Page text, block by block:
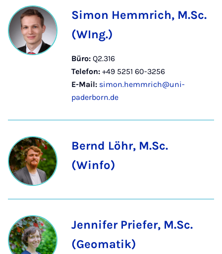
Simon Hemmrich, M.Sc.
(WIng.)
Büro: Q2.316
Telefon: +49 5251 60-3256
E-Mail: simon.hemmrich@uni-
paderborn.de
Bernd Löhr, M.Sc.
(Winfo)
Jennifer Priefer, M.Sc.
(Geomatik)